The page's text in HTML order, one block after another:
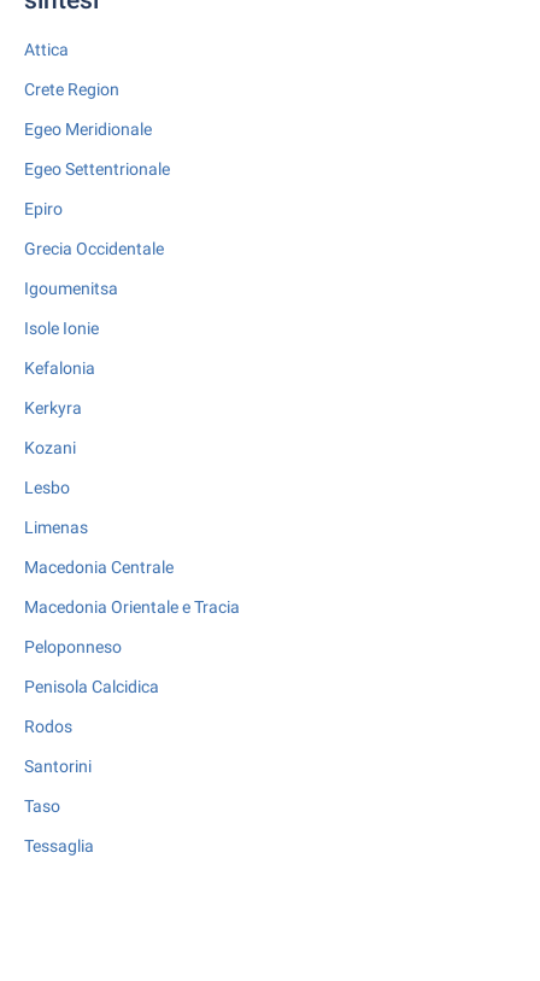
Attica
Crete Region
Egeo Meridionale
Egeo Settentrionale
Epiro
Grecia Occidentale
Igoumenitsa
Isole Ionie
Kefalonia
Kerkyra
Kozani
Lesbo
Limenas
Macedonia Centrale
Macedonia Orientale e Tracia
Peloponneso
Penisola Calcidica
Rodos
Santorini
Taso
Tessaglia